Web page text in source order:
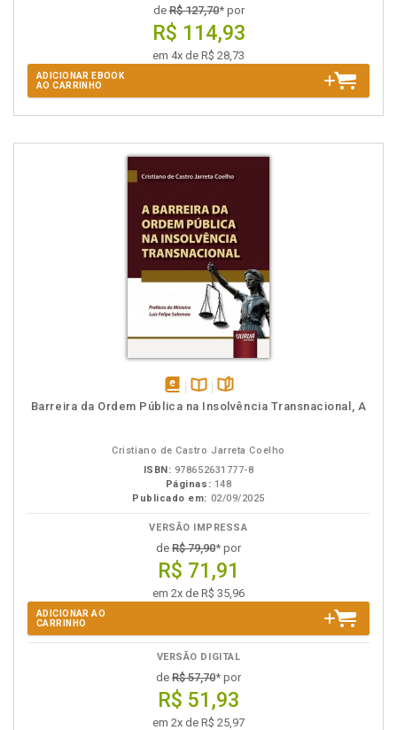
deR$ 127,70* por
R$ 114,93
em 4x de R$ 28,73
ADICIONAR EBOOK
AO CARRINHO
disponívelDisponível
páginas
Barreira da Ordem Pública na Insolvência Transnacional, A
Cristiano de Castro Jarreta Coelho
ISBN: 978652631777-8
Páginas: 148
Publicado em: 02/09/2025
VERSÃO IMPRESSA
de R$ 79,90* por
R$ 71,91
em 2x de R$ 35,96
ADICIONAR AO
CARRINHO
VERSÃO DIGITAL
de R$ 57,70* por
R$ 51,93
em 2x de R$ 25,97